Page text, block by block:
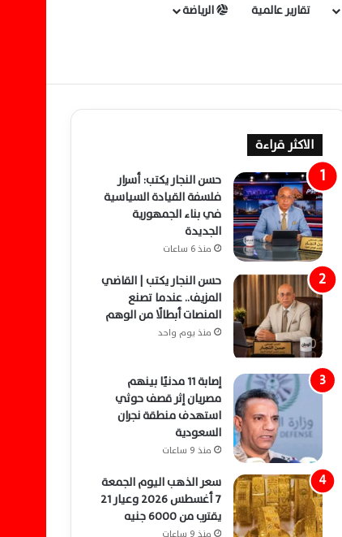
تقارير عالمية الرياضة
الاكثر قراءة
حسن النجار يكتب: أسرار
فلسفة القيادة السياسية
في بناء الجمهورية
الجديدة
منذ 6 ساعات
حسن النجار يكتب | القاضي
المزيف.. عندما تصنع
المنصات أبطالًا من الوهم
منذ يوم واحد
إصابة 11 مدنيًا بينهم
مصريان إثر قصف حوثي
استهدف منطقة نجران
السعودية
منذ 9 ساعات
سعر الذهب اليوم الجمعة
7 أغسطس 2026 وعيار 21
يقترب من 6000 جنيه